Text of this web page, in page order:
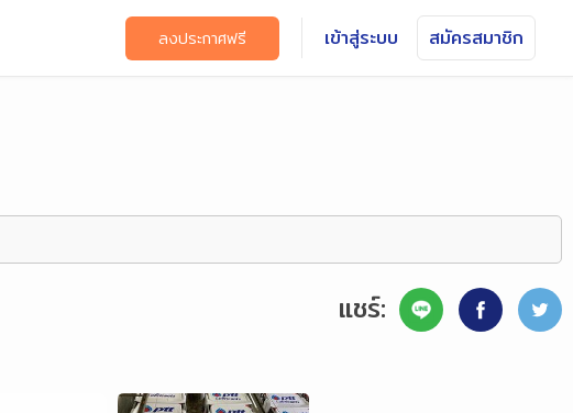
ลงประกาศฟรี เข้าสู่ระบบ สมัครสมาชิก
แชร์: